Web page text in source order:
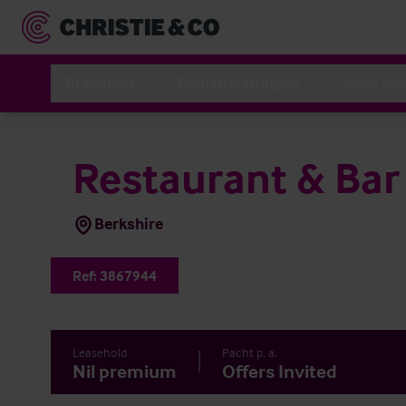
Restaurant & Bar
Berkshire
Ref: 3867944
Leasehold
Nil premium
Pacht p. a.
Offers Invited